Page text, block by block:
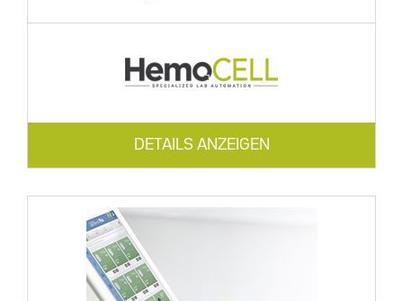
DETAILS ANZEIGEN